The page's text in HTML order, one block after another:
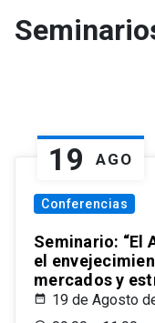
19 AGO
Conferencias
Seminario: “El
el
mercados y
19 de Agosto